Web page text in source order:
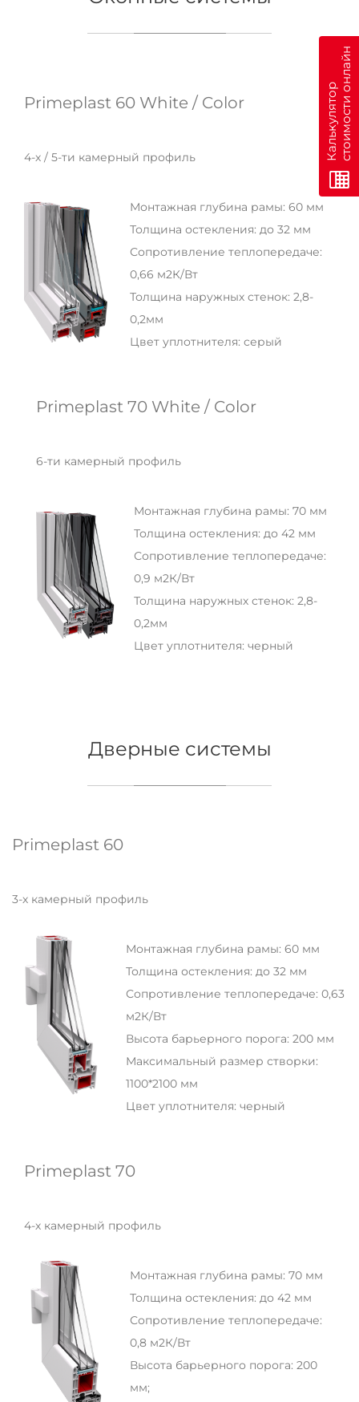
Primeplast 60 White / Color
4-х / 5-ти камерный профиль
Монтажная глубина рамы: 60 мм
Толщина остекления: до 32 мм
Сопротивление теплопередаче:
0,66 м2К/Вт
Толщина наружных стенок: 2,8-
0,2мм
Цвет уплотнителя: серый
Primeplast 70 White / Color
6-ти камерный профиль
Монтажная глубина рамы: 70 мм
Толщина остекления: до 42 мм
Сопротивление теплопередаче:
0,9 м2К/Вт
Толщина наружных стенок: 2,8-
0,2мм
Цвет уплотнителя: черный
Дверные системы
Primeplast 60
3-х камерный профиль
Монтажная глубина рамы: 60 мм
Толщина остекления: до 32 мм
Сопротивление теплопередаче: 0,63
м2К/Вт
Высота барьерного порога: 200 мм
Максимальный размер створки:
1100*2100 мм
Цвет уплотнителя: черный
Primeplast 70
4-х камерный профиль
Монтажная глубина рамы: 70 мм
Толщина остекления: до 42 мм
Сопротивление теплопередаче:
0,8 м2К/Вт
Высота барьерного порога: 200
мм;
К
а
л
ь
к
у
л
я
т
о
р
с
т
о
и
м
о
с
т
и
о
н
л
а
йн